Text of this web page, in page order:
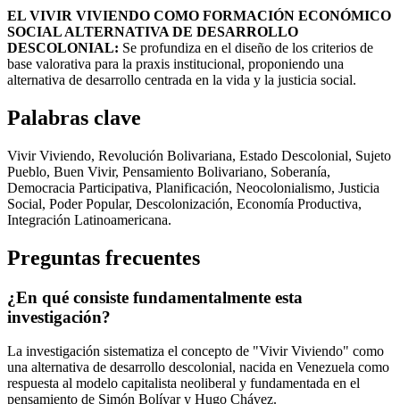
EL VIVIR VIVIENDO COMO FORMACIÓN ECONÓMICO
SOCIAL ALTERNATIVA DE DESARROLLO
DESCOLONIAL: Se profundiza en el diseño de los criterios de
base valorativa para la praxis institucional, proponiendo una
alternativa de desarrollo centrada en la vida y la justicia social.
Palabras clave
Vivir Viviendo, Revolución Bolivariana, Estado Descolonial, Sujeto
Pueblo, Buen Vivir, Pensamiento Bolivariano, Soberanía,
Democracia Participativa, Planificación, Neocolonialismo, Justicia
Social, Poder Popular, Descolonización, Economía Productiva,
Integración Latinoamericana.
Preguntas frecuentes
¿En qué consiste fundamentalmente esta
investigación?
La investigación sistematiza el concepto de "Vivir Viviendo" como
una alternativa de desarrollo descolonial, nacida en Venezuela como
respuesta al modelo capitalista neoliberal y fundamentada en el
pensamiento de Simón Bolívar y Hugo Chávez.